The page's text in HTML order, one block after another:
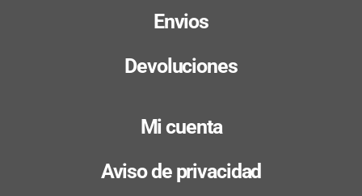
Envios
Devoluciones
Mi cuenta
Aviso de privacidad